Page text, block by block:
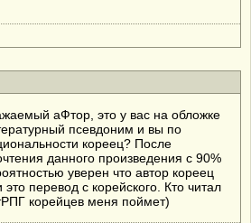
аФтор, это у вас на обложке
псевдоним и вы по
кореец? После
данного произведения с 90%
уверен что автор кореец
это перевод с корейского. Кто читал
корейцев меня поймет)